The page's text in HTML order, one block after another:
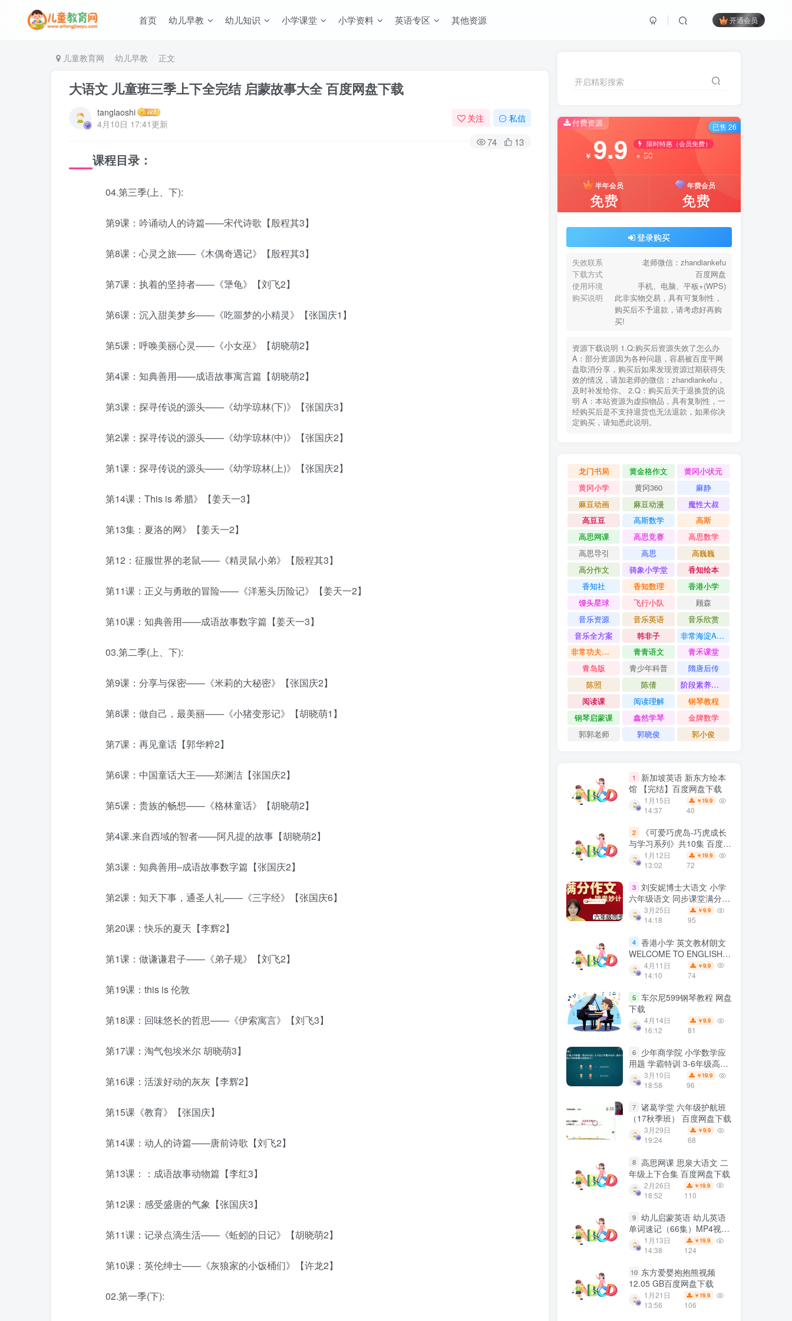
首页 幼儿早教 幼儿知识 小学课堂 小学资料 英语专区 其他资源 开通会员
儿童教育网 幼儿早教 正文
大语文 儿童班三季上下全完结 启蒙故事大全 百度网盘下载
tanglaoshi
4月10日 17:41更新
关注 私信
74 13
课程目录：
04.第三季(上、下):
第9课：吟诵动人的诗篇——宋代诗歌【殷程其3】
第8课：心灵之旅——《木偶奇遇记》【殷程其3】
第7课：执着的坚持者——《犟龟》【刘飞2】
第6课：沉入甜美梦乡——《吃噩梦的小精灵》【张国庆1】
第5课：呼唤美丽心灵——《小女巫》【胡晓萌2】
第4课：知典善用——成语故事寓言篇【胡晓萌2】
第3课：探寻传说的源头——《幼学琼林(下)》【张国庆3】
第2课：探寻传说的源头——《幼学琼林(中)》【张国庆2】
第1课：探寻传说的源头——《幼学琼林(上)》【张国庆2】
第14课：This is 希腊》【姜天一3】
第13集：夏洛的网》【姜天一2】
第12：征服世界的老鼠——《精灵鼠小弟》【殷程其3】
第11课：正义与勇敢的冒险——《洋葱头历险记》【姜天一2】
第10课：知典善用——成语故事数字篇【姜天一3】
03.第二季(上、下):
第9课：分享与保密——《米莉的大秘密》【张国庆2】
第8课：做自己，最美丽——《小猪变形记》【胡晓萌1】
第7课：再见童话【郭华粹2】
第6课：中国童话大王——郑渊洁【张国庆2】
第5课：贵族的畅想——《格林童话》【胡晓萌2】
第4课.来自西域的智者——阿凡提的故事【胡晓萌2】
第3课：知典善用–成语故事数字篇【张国庆2】
第2课：知天下事，通圣人礼——《三字经》【张国庆6】
第20课：快乐的夏天【李辉2】
第1课：做谦谦君子——《弟子规》【刘飞2】
第19课：this is 伦敦
第18课：回味悠长的哲思——《伊索寓言》【刘飞3】
第17课：淘气包埃米尔 胡晓萌3】
第16课：活泼好动的灰灰【李辉2】
第15课《教育》【张国庆】
第14课：动人的诗篇——唐前诗歌【刘飞2】
第13课：：成语故事动物篇【李红3】
第12课：感受盛唐的气象【张国庆3】
第11课：记录点滴生活——《蚯蚓的日记》【胡晓萌2】
第10课：英伦绅士——《灰狼家的小饭桶们》【许龙2】
02.第一季(下):
开启精彩搜索
付费资源
￥ 9.9 限时特惠（会员免费）
￥ 50
半年会员
免费
年费会员
免费
登录购买
失效联系
老师微信：zhandiankefu
下载方式
百度网盘
使用环境
手机、电脑、平板+(WPS)
购买说明
此非实物交易，具有可复制性，
购买后不予退款，请考虑好再购
买!
资源下载说明 1.Q:购买后资源失效了怎么办
A：部分资源因为各种问题，容易被百度平网
盘取消分享，购买后如果发现资源过期获得失
效的情况，请加老师的微信：zhandiankefu，
及时补发给你。 2.Q：购买后关于退换货的说
明 A：本站资源为虚拟物品，具有复制性，一
经购买后是不支持退货也无法退款，如果你决
定购买，请知悉此说明。
已售 26
龙门书局 黄金格作文
黄冈小状元
黄冈小学
黄冈360
麻静
麻豆动画
麻豆动漫
魔性大叔
高豆豆
高斯数学
高斯
高思网课
高思竞赛
高思数学
高思导引
高思
高巍巍
高分作文
骑象小学堂
香知绘本
香知社
香知数理
香港小学
馒头星球
飞行小队
顾森
音乐资源
音乐英语
音乐欣赏
音乐全方案
韩非子
非常海淀AB卷
非常功夫作文
青青语文
青禾课堂
青岛版
青少年科普
隋唐后传
陈照
陈倩
阶段素养评价卷
阅读课
阅读理解
钢琴教程
钢琴启蒙课
鑫然学琴
金牌数学
郭郭老师
郭晓俊 郭小俊
1
新加坡英语 新东方绘本
馆 【完结】百度网盘下载
1月15日
14:37
￥ 19.9
40
2
《可爱巧虎岛-巧虎成长
与学习系列》共10集 百度网
盘打包下载
1月12日
13:02
￥ 19.9
72
3 刘安妮博士大语文 小学
六年级语文 同步课堂满分作
文12集视频课程 百度网盘下
载
3月25日
14:18
￥9.9
95
4 香港小学 英文教材朗文
WELCOME TO ENGLISH
E_BOOK
4月11日
14:10
￥9.9
74
5 车尔尼599钢琴教程 网盘
下载
4月14日
16:12
￥9.9
81
6
少年商学院 小学数学应
用题 学霸特训 3-6年级高阶
综合版学习视频资源 百度网
盘下载
3月10日
18:58
￥ 19.9
96
7 诸葛学堂 六年级护航班
（17秋季班） 百度网盘下载
3月29日
19:24
￥9.9
68
8 高思网课 思泉大语文 二
年级上下合集 百度网盘下载
2月26日
18:52
￥ 19.9
110
9 幼儿启蒙英语 幼儿英语
单词速记（66集）MP4视频
百度网盘下载
1月13日
14:38
￥ 19.9
124
10 东方爱婴抱抱熊视频
12.05 GB百度网盘下载
1月21日
13:56
￥ 19.9
106